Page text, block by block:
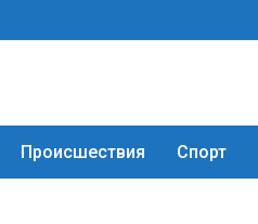
Происшествия Спорт